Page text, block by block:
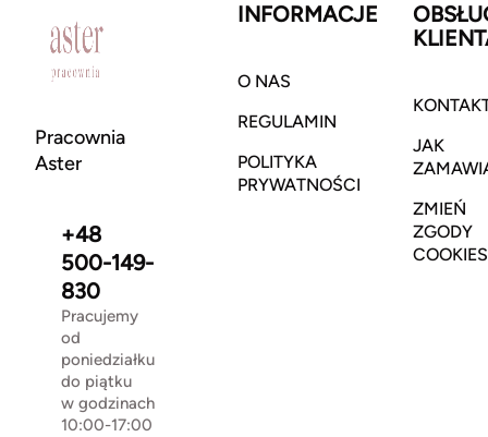
Pracownia
Aster
+48
500-149-
830
Pracujemy
od
poniedziałku
do piątku
w godzinach
10:00-17:00
INFORMACJE
O NAS
REGULAMIN
POLITYKA
PRYWATNOŚCI
JAK
ZMIEŃ
ZGODY
COOKIES